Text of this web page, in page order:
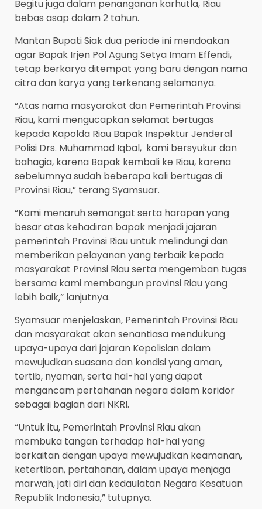
Begitu juga dalam penanganan karhutla, Riau
bebas asap dalam 2 tahun.
Mantan Bupati Siak dua periode ini mendoakan
agar Bapak Irjen Pol Agung Setya Imam Effendi,
tetap berkarya ditempat yang baru dengan nama
citra dan karya yang terkenang selamanya.
“Atas nama masyarakat dan Pemerintah Provinsi
Riau, kami mengucapkan selamat bertugas
kepada Kapolda Riau Bapak Inspektur Jenderal
Polisi Drs. Muhammad Iqbal, kami bersyukur dan
bahagia, karena Bapak kembali ke Riau, karena
sebelumnya sudah beberapa kali bertugas di
Provinsi Riau,” terang Syamsuar.
“Kami menaruh semangat serta harapan yang
besar atas kehadiran bapak menjadi jajaran
pemerintah Provinsi Riau untuk melindungi dan
memberikan pelayanan yang terbaik kepada
masyarakat Provinsi Riau serta mengemban tugas
bersama kami membangun provinsi Riau yang
lebih baik,” lanjutnya.
Syamsuar menjelaskan, Pemerintah Provinsi Riau
dan masyarakat akan senantiasa mendukung
upaya-upaya dari jajaran Kepolisian dalam
mewujudkan suasana dan kondisi yang aman,
tertib, nyaman, serta hal-hal yang dapat
mengancam pertahanan negara dalam koridor
sebagai bagian dari NKRI.
“Untuk itu, Pemerintah Provinsi Riau akan
membuka tangan terhadap hal-hal yang
berkaitan dengan upaya mewujudkan keamanan,
ketertiban, pertahanan, dalam upaya menjaga
marwah, jati diri dan kedaulatan Negara Kesatuan
Republik Indonesia,” tutupnya.